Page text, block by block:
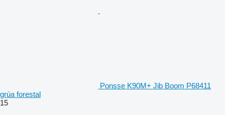
Ponsse K90M+ Jib Boom P68411
grúa forestal
15